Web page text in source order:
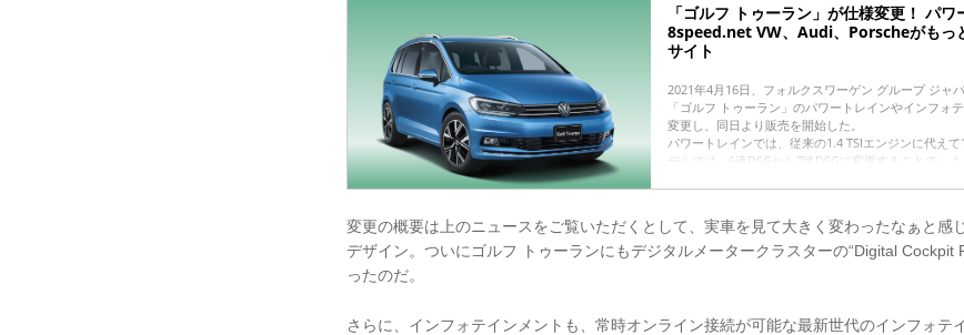
「ゴルフ トゥーラン」が仕様変更！ パ
8speed.net VW、Audi、Porscheがもっ
サイト
2021年4月16日、フォルクスワーゲン グループ ジャ
「ゴルフ トゥーラン」のパワートレインやインフォ
変更し、同日より販売を開始した。
パワートレインでは、従来の1.4 TSIエンジンに代え
デルでは、6速DSGから7速DSGに変更することで、
インフォテインメントは、常時オンライン接続が可
変更の概要は上のニュースをご覧いただくとして、実車を見て大きく変わったなぁと感
デザイン。ついにゴルフ トゥーランにもデジタルメータークラスターの“Digital Cockpit
ったのだ。
さらに、インフォテインメントも、常時オンライン接続が可能な最新世代のインフォテ